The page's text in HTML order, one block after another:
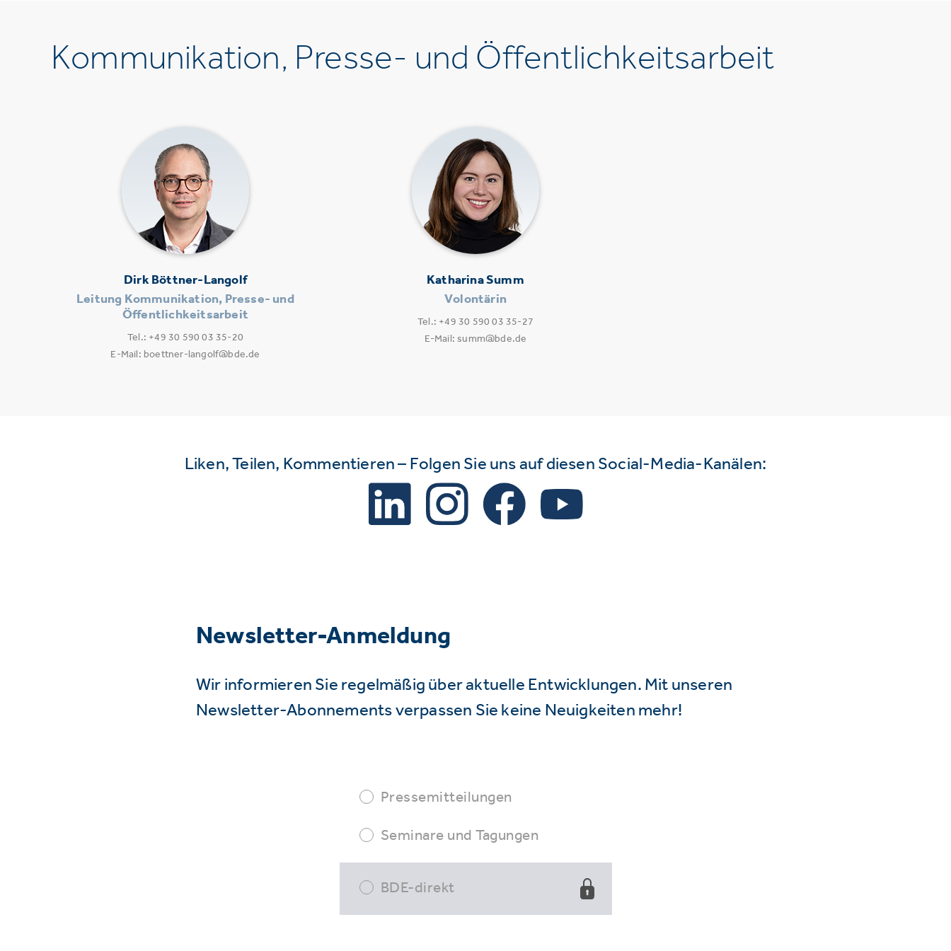
Kommunikation, Presse- und Öffentlichkeitsarbeit
Dirk Böttner-Langolf
Leitung Kommunikation, Presse- und
Öffentlichkeitsarbeit
Tel.: +49 30 590 03 35-20
E-Mail: boettner-langolf@bde.de
Katharina Summ
Volontärin
Tel.: +49 30 590 03 35-27
E-Mail: summ@bde.de
Liken, Teilen, Kommentieren – Folgen Sie uns auf diesen Social-Media-Kanälen:
Newsletter-Anmeldung
Wir informieren Sie regelmäßig über aktuelle Entwicklungen. Mit unseren
Newsletter-Abonnements verpassen Sie keine Neuigkeiten mehr!
Pressemitteilungen
Seminare und Tagungen
BDE-direkt